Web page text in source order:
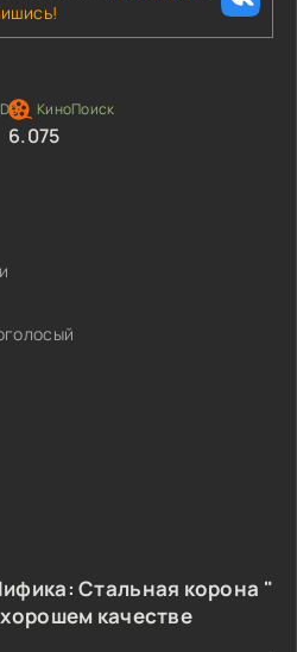
6.075
Стальная корона "
качестве